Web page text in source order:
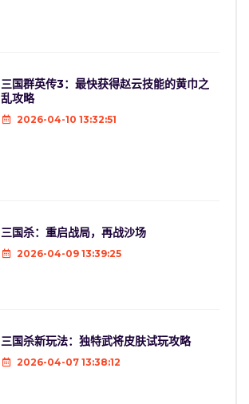
三国群英传3：最快获得赵云技能的黄巾之
乱攻略
2026-04-10 13:32:51
三国杀：重启战局，再战沙场
2026-04-09 13:39:25
三国杀新玩法：独特武将皮肤试玩攻略
2026-04-07 13:38:12